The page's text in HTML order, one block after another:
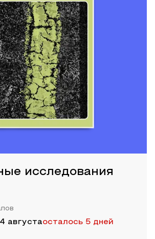
исследования
августаосталось 5 дней